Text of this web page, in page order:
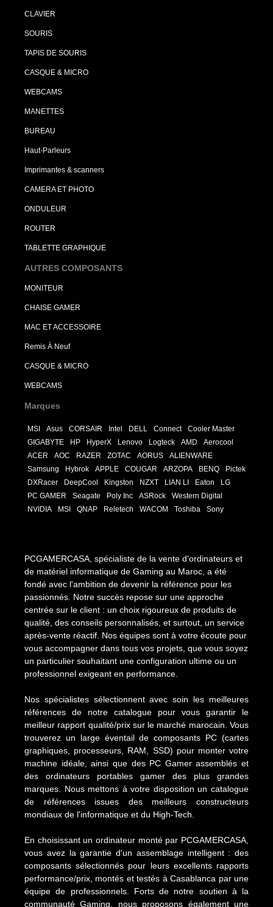
CLAVIER
SOURIS
TAPIS DE SOURIS
CASQUE & MICRO
WEBCAMS
MANETTES
BUREAU
Haut-Parleurs
Imprimantes & scanners
CAMERA ET PHOTO
ONDULEUR
ROUTER
TABLETTE GRAPHIQUE
AUTRES COMPOSANTS
MONITEUR
CHAISE GAMER
MAC ET ACCESSOIRE
Remis À Neuf
CASQUE & MICRO
WEBCAMS
Marques
MSI Asus CORSAIR Intel DELL Connect
Cooler Master
GIGABYTE
HP HyperX Lenovo Logteck AMD
Aerocool
ACER
AOC RAZER ZOTAC AORUS
ALIENWARE
Samsung
Hybrok APPLE COUGAR ARZOPA BENQ
Pictek
DXRacer
DeepCool Kingston NZXT LIAN LI Eaton
LG
PC GAMER
Seagate Poly Inc ASRock
Western Digital
NVIDIA
MSI QNAP Reletech WACOM Toshiba Sony
PCGAMERCASA, spécialiste de la vente d'ordinateurs et
de matériel informatique de Gaming au Maroc, a été
fondé avec l'ambition de devenir la référence pour les
passionnés. Notre succès repose sur une approche
centrée sur le client : un choix rigoureux de produits de
qualité, des conseils personnalisés, et surtout, un service
après-vente réactif. Nos équipes sont à votre écoute pour
vous accompagner dans tous vos projets, que vous soyez
un particulier souhaitant une configuration ultime ou un
professionnel exigeant en performance.
Nos spécialistes sélectionnent avec soin les meilleures
références de notre catalogue pour vous garantir le
meilleur rapport qualité/prix sur le marché marocain. Vous
trouverez un large éventail de composants PC (cartes
graphiques, processeurs, RAM, SSD) pour monter votre
machine idéale, ainsi que des PC Gamer assemblés et
des ordinateurs portables gamer des plus grandes
marques. Nous mettons à votre disposition un catalogue
de références issues des meilleurs constructeurs
mondiaux de l'informatique et du High-Tech.
En choisissant un ordinateur monté par PCGAMERCASA,
vous avez la garantie d'un assemblage intelligent : des
composants sélectionnés pour leurs excellents rapports
performance/prix, montés et testés à Casablanca par une
équipe de professionnels. Forts de notre soutien à la
communauté Gaming, nous proposons également une